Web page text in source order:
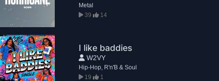
Metal
39
14
I like baddies
W2VY
Hip-Hop, R'n'B & Soul
19
1